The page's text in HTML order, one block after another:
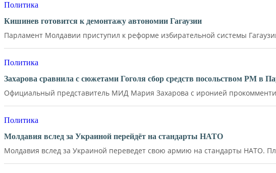
Политика
Кишинев готовится к демонтажу автономии Гагаузии
Парламент Молдавии приступил к реформе избирательной системы
Политика
Захарова сравнила с сюжетами Гоголя сбор средств посольством РМ в
Официальный представитель МИД Мария Захарова с иронией
Политика
Молдавия вслед за Украиной перейдёт на стандарты НАТО
Молдавия вслед за Украиной переведет свою армию на стандарты НАТО.